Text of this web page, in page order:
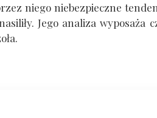
niego niebezpieczne
Jego analiza